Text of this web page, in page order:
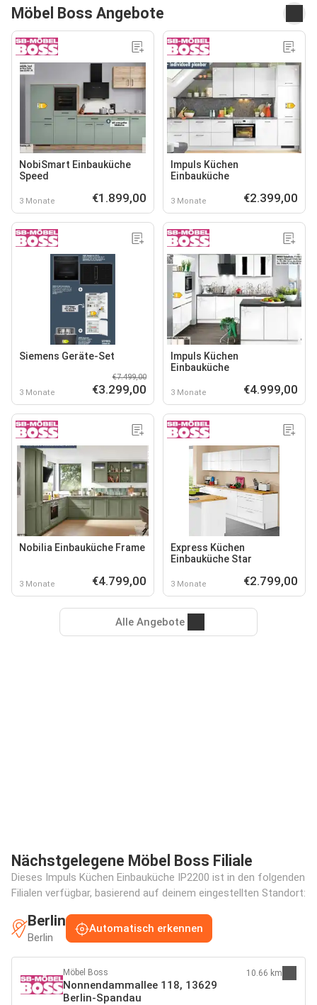
Möbel Boss Angebote
NobiSmart Einbauküche
Speed
3 Monate €1.899,00
Impuls Küchen
Einbauküche
3 Monate €2.399,00
Siemens Geräte-Set
3 Monate
€7.499,00
€3.299,00
Impuls Küchen
Einbauküche
3 Monate €4.999,00
Nobilia Einbauküche Frame
3 Monate €4.799,00
Express Küchen
Einbauküche Star
3 Monate €2.799,00
Alle Angebote
Nächstgelegene Möbel Boss Filiale
Dieses Impuls Küchen Einbauküche IP2200 ist in den folgenden
Filialen verfügbar, basierend auf deinem eingestellten Standort:
Berlin
Berlin
Automatisch erkennen
Möbel Boss
Nonnendammallee 118, 13629
Berlin-Spandau
10.66 km